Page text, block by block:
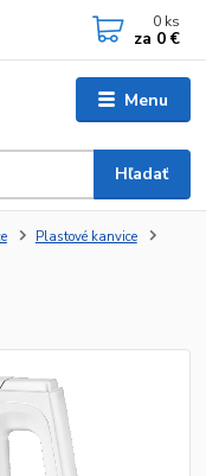
Menu
Hľadať
0 ks
za 0 €
Plastové kanvice